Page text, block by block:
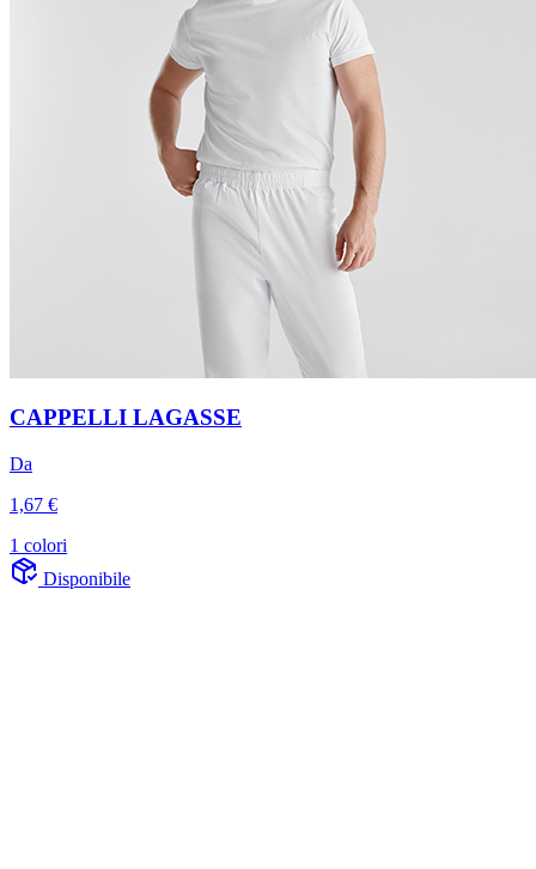
CAPPELLI LAGASSE
Da
1,67 €
1 colori
Disponibile